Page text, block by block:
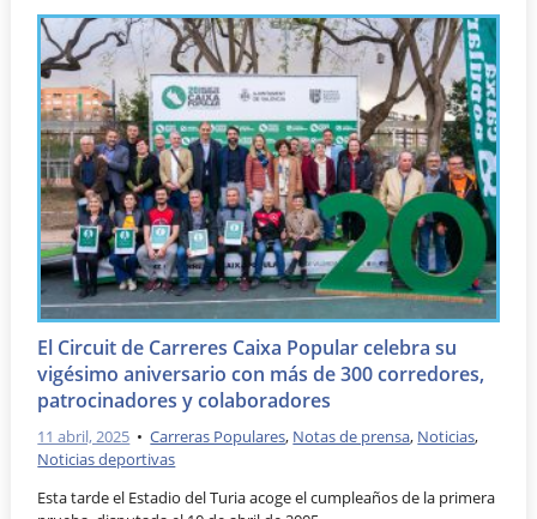
El Circuit de Carreres Caixa Popular celebra su
vigésimo aniversario con más de 300 corredores,
patrocinadores y colaboradores
11 abril, 2025 •Carreras Populares, Notas de prensa, Noticias,
Noticias deportivas
Esta tarde el Estadio del Turia acoge el cumpleaños de la primera